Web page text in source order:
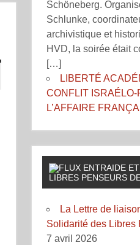
Schöneberg.
Schlunke,
archivistique et
HVD, la soirée était
[…]
LIBERTÉ
CONFLIT
L’AFFAIRE
ENTRAIDE
LIBRES PENSEURS
La Lettre de
Solidarité des Libres
7 avril 2026